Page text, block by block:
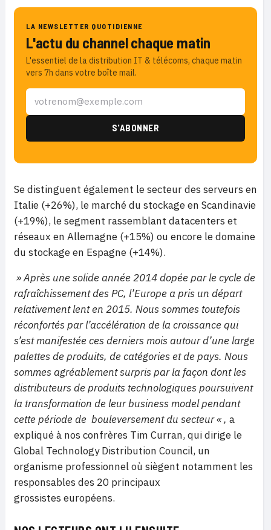
LA NEWSLETTER QUOTIDIENNE
L'actu du channel chaque matin
L'essentiel de la distribution IT & télécoms, chaque matin
vers 7h dans votre boîte mail.
Se distinguent également le secteur des serveurs en
Italie (+26%), le marché du stockage en Scandinavie
(+19%), le segment rassemblant datacenters et
réseaux en Allemagne (+15%) ou encore le domaine
du stockage en Espagne (+14%).
» Après une solide année 2014 dopée par le cycle de
rafraîchissement des PC, l’Europe a pris un départ
relativement lent en 2015. Nous sommes toutefois
réconfortés par l’accélération de la croissance qui
s’est manifestée ces derniers mois autour d’une large
palettes de produits, de catégories et de pays. Nous
sommes agréablement surpris par la façon dont les
distributeurs de produits technologiques poursuivent
la transformation de leur business model pendant
cette période de bouleversement du secteur « , a
expliqué à nos confrères Tim Curran, qui dirige le
Global Technology Distribution Council, un
organisme professionnel où siègent notamment les
responsables des 20 principaux
grossistes européens.